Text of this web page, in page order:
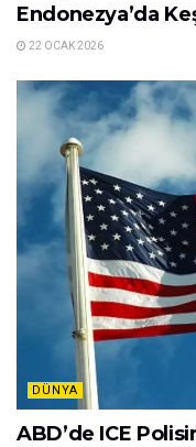
Endonezya’da
22 OCAK 2026
DÜNYA
ABD’de ICE